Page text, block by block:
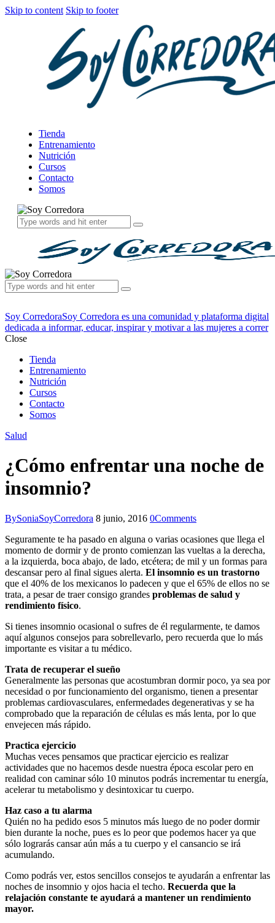
Skip to content Skip to footer
Tienda
Entrenamiento
Nutrición
Cursos
Contacto
Somos
Soy CorredoraSoy Corredora es una comunidad y plataforma digital
dedicada a informar, educar, inspirar y motivar a las mujeres a correr
Close
Tienda
Entrenamiento
Nutrición
Cursos
Contacto
Somos
Salud
¿Cómo enfrentar una noche de
insomnio?
BySoniaSoyCorredora 8 junio, 2016 0Comments
Seguramente te ha pasado en alguna o varias ocasiones que llega el
momento de dormir y de pronto comienzan las vueltas a la derecha,
a la izquierda, boca abajo, de lado, etcétera; de mil y un formas para
descansar pero al final sigues alerta. El insomnio es un trastorno
que el 40% de los mexicanos lo padecen y que el 65% de ellos no se
trata, a pesar de traer consigo grandes problemas de salud y
rendimiento físico.
Si tienes insomnio ocasional o sufres de él regularmente, te damos
aquí algunos consejos para sobrellevarlo, pero recuerda que lo más
importante es visitar a tu médico.
Trata de recuperar el sueño
Generalmente las personas que acostumbran dormir poco, ya sea por
necesidad o por funcionamiento del organismo, tienen a presentar
problemas cardiovasculares, enfermedades degenerativas y se ha
comprobado que la reparación de células es más lenta, por lo que
envejecen más rápido.
Practica ejercicio
Muchas veces pensamos que practicar ejercicio es realizar
actividades que no hacemos desde nuestra época escolar pero en
realidad con caminar sólo 10 minutos podrás incrementar tu energía,
acelerar tu metabolismo y desintoxicar tu cuerpo.
Haz caso a tu alarma
Quién no ha pedido esos 5 minutos más luego de no poder dormir
bien durante la noche, pues es lo peor que podemos hacer ya que
sólo lograrás cansar aún más a tu cuerpo y el cansancio se irá
acumulando.
Como podrás ver, estos sencillos consejos te ayudarán a enfrentar las
noches de insomnio y ojos hacia el techo. Recuerda que la
relajación constante te ayudará a mantener un rendimiento
mayor.